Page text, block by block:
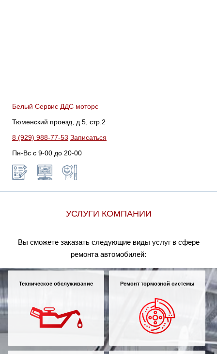
Белый Сервис ДДС моторс
Тюменский проезд, д.5, стр.2
8 (929) 988-77-53 Записаться
Пн-Вс c 9-00 до 20-00
УСЛУГИ КОМПАНИИ
Вы сможете заказать следующие виды услуг в сфере
ремонта автомобилей:
Техническое обслуживание Ремонт тормозной системы